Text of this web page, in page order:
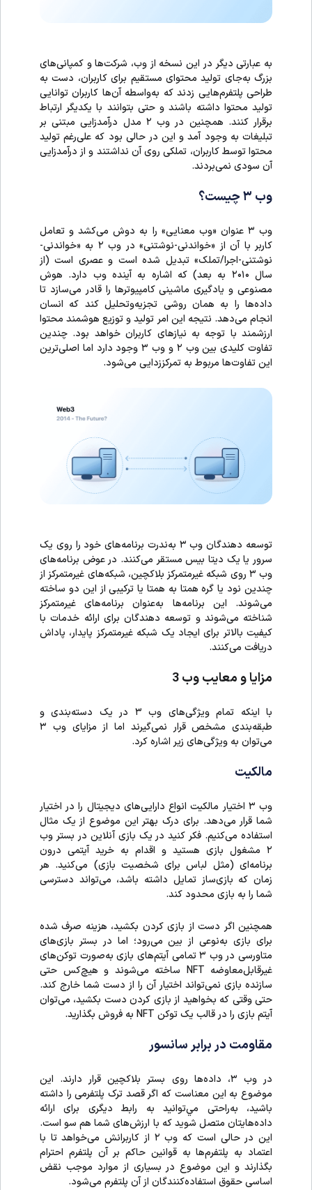
به عبارتی دیگر در این نسخه از وب، شرکت‌ها و کمپانی‌های
بزرگ به‌جای تولید محتوای مستقیم برای کاربران، دست به
طراحی پلتفرم‌هایی زدند که به‌واسطه آن‌ها کاربران توانایی
تولید محتوا داشته باشند و حتی بتوانند با یکدیگر ارتباط
برقرار کنند. همچنین در وب ۲ مدل درآمدزایی مبتنی بر
تبلیغات به وجود آمد و این در حالی بود که علی‌رغم تولید
محتوا توسط کاربران، تملکی روی آن نداشتند و از درآمدزایی
آن سودی نمی‌بردند.
وب ۳ چیست؟
وب ۳ عنوان «وب معنایی» را به دوش می‌کشد و تعامل
کاربر با آن از «خواندنی-نوشتنی» در وب ۲ به «خواندنی-
نوشتنی-اجرا/تملک» تبدیل شده است و عصری است (از
سال ۲۰۱۰ به بعد) که اشاره به آینده وب دارد. هوش
مصنوعی و یادگیری ماشینی کامپیوترها را قادر می‌سازد تا
داده‌ها را به همان روشی تجزیه‌وتحلیل کند که انسان
انجام می‌دهد. نتیجه این امر تولید و توزیع هوشمند محتوا
ارزشمند با توجه به نیازهای کاربران خواهد بود. چندین
تفاوت کلیدی بین وب ۲ و وب ۳ وجود دارد اما اصلی‌ترین
این تفاوت‌ها مربوط به تمرکززدایی می‌شود.
توسعه دهندگان وب ۳ به‌ندرت برنامه‌های خود را روی یک
سرور یا یک دیتا بیس مستقر می‌کنند. در عوض برنامه‌های
وب ۳ روی شبکه غیرمتمرکز بلاکچین، شبکه‌های غیرمتمرکز از
چندین نود یا گره همتا به همتا یا ترکیبی از این دو ساخته
می‌شوند. این برنامه‌ها به‌عنوان برنامه‌های غیرمتمرکز
شناخته می‌شوند و توسعه دهندگان برای ارائه خدمات با
کیفیت بالاتر برای ایجاد یک شبکه غیرمتمرکز پایدار، پاداش
دریافت می‌کنند.
مزایا و معایب وب3
با اینکه تمام ویژگی‌های وب ۳ در یک دسته‌بندی و
طبقه‌بندی مشخص قرار نمی‌گیرند اما از مزایای وب ۳
می‌توان به ویژگی‌های زیر اشاره کرد.
مالکیت
وب ۳ اختیار مالکیت انواع دارایی‌های دیجیتال را در اختیار
شما قرار می‌دهد. برای درک بهتر این موضوع از یک مثال
استفاده می‌کنیم. فکر کنید در یک بازی آنلاین در بستر وب
۲ مشغول بازی هستید و اقدام به خرید آیتمی درون
برنامه‌ای (مثل لباس برای شخصیت بازی) می‌کنید. هر
زمان که بازی‌ساز تمایل داشته باشد، می‌تواند دسترسی
شما را به بازی محدود کند.
همچنین اگر دست از بازی کردن بکشید، هزینه صرف شده
برای بازی به‌نوعی از بین می‌رود؛ اما در بستر بازی‌های
متاورسی در وب ۳ تمامی آیتم‌های بازی به‌صورت توکن‌های
غیرقابل‌معاوضه NFT ساخته می‌شوند و هیچ‌کس حتی
سازنده بازی نمی‌تواند اختیار آن را از دست شما خارج کند.
حتی وقتی که بخواهید از بازی‌ کردن دست بکشید، می‌توان
آیتم بازی را در قالب یک توکن NFT به فروش بگذارید.
مقاومت در برابر سانسور
در وب ۳، داده‌ها روی بستر بلاکچین قرار دارند. این
موضوع به این معناست که اگر قصد ترک پلتفرمی را داشته
باشید، به‌راحتی مي‌توانید به رابط دیگری برای ارائه
داده‌هایتان متصل شوید که با ارزش‌های شما هم سو است.
این در حالی است که وب ۲ از کاربرانش می‌خواهد تا با
اعتماد به پلتفرم‌ها به قوانین حاکم بر آن پلتفرم احترام
بگذارند و این موضوع در بسیاری از موارد موجب نقض
اساسی حقوق استفاده‌کنندگان از آن پلتفرم می‌شود.